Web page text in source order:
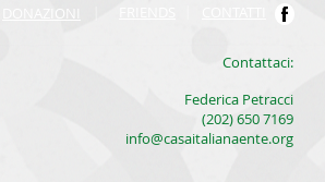
DONAZIONI
​Contattaci:
Federica Petracci
(202) 650 7169
info@casaitalianaente.org